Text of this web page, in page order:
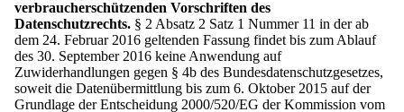
verbraucherschützenden Vorschriften des
Datenschutzrechts. § 2 Absatz 2 Satz 1 Nummer 11 in der ab
dem 24. Februar 2016 geltenden Fassung findet bis zum Ablauf
des 30. September 2016 keine Anwendung auf
Zuwiderhandlungen gegen § 4b des Bundesdatenschutzgesetzes,
soweit die Datenübermittlung bis zum 6. Oktober 2015 auf der
Grundlage der Entscheidung 2000/520/EG der Kommission vom